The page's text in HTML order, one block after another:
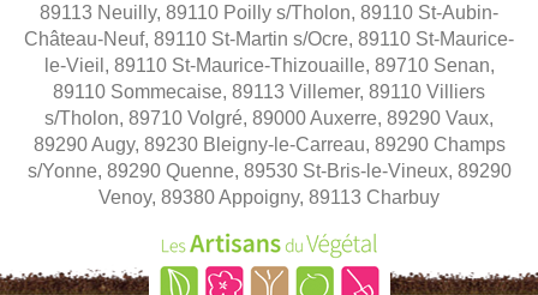
89113 Neuilly, 89110 Poilly s/Tholon, 89110 St-Aubin-
Château-Neuf, 89110 St-Martin s/Ocre, 89110 St-Maurice-
le-Vieil, 89110 St-Maurice-Thizouaille, 89710 Senan,
89110 Sommecaise, 89113 Villemer, 89110 Villiers
s/Tholon, 89710 Volgré, 89000 Auxerre, 89290 Vaux,
89290 Augy, 89230 Bleigny-le-Carreau, 89290 Champs
s/Yonne, 89290 Quenne, 89530 St-Bris-le-Vineux, 89290
Venoy, 89380 Appoigny, 89113 Charbuy